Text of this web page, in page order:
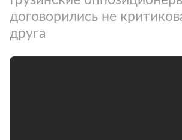
договорились не
друга